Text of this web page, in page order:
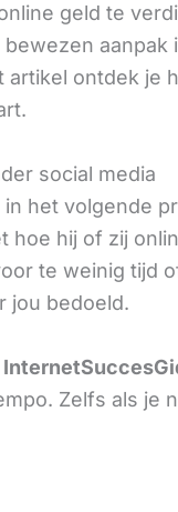
geld te
aanpak
artikel ontdek je
social media
in het volgende
hoe hij of zij
te weinig tijd
jou bedoeld.
Zelfs als je